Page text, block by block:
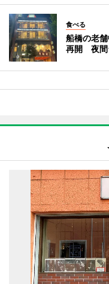
食べる
船橋の老
再開 夜間